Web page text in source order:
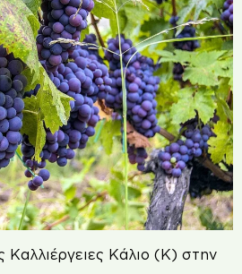
Καλλιέργειες Κάλιο (K) στην